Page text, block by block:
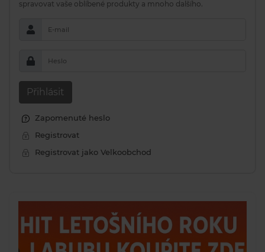
spravovat vaše oblíbené produkty a mnoho dalšího.
E-mail
Heslo
Přihlásit
Zapomenuté heslo
Registrovat
Registrovat jako Velkoobchod